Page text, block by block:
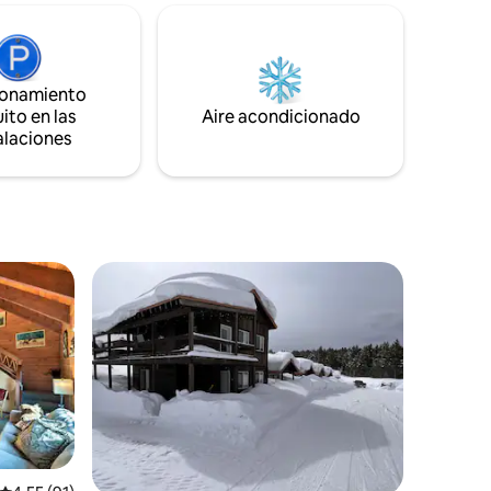
la
2 a 4
6 si
requieren una conversación previa a la
reservación y te pedimos amablemente
que leas las reglas de la casa antes de
en las
Aire acondicionado